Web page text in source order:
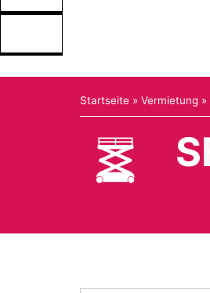
Startseite » Vermietung »